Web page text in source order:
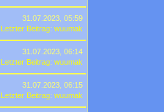
31.07.2023, 05:59
Letzter Beitrag:wuumak
31.07.2023, 06:14
Letzter Beitrag:wuumak
31.07.2023, 06:15
Letzter Beitrag:wuumak